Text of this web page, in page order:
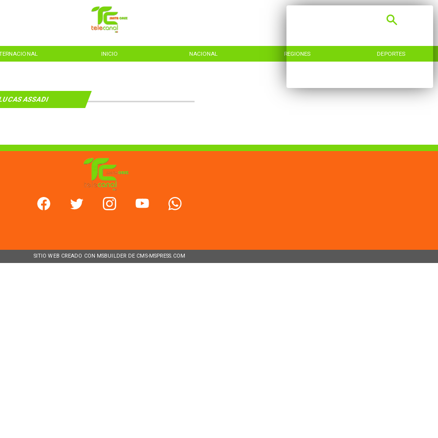
INICIO NACIONAL REGIONES DEPORTES
ASSADI
SITIO WEB CREADO CON MSBUILDER DE CMS-MSPRESS.COM